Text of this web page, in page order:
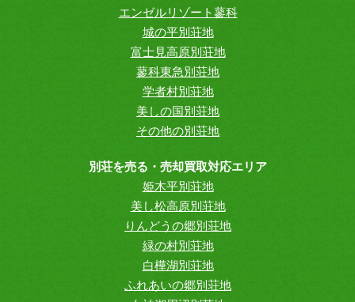
エンゼルリゾート蓼科
城の平別荘地
富士見高原別荘地
蓼科東急別荘地
学者村別荘地
美しの国別荘地
その他の別荘地
別荘を売る・売却買取対応エリア
姫木平別荘地
美し松高原別荘地
りんどうの郷別荘地
緑の村別荘地
白樺湖別荘地
ふれあいの郷別荘地